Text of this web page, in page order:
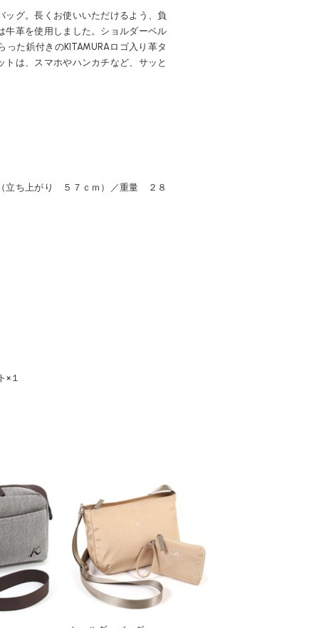
グ。長くお使いいただけるよう、負
牛革を使用しました。ショルダーベル
った鋲付きのKITAMURAロゴ入り革タ
は、スマホやハンカチなど、サッと
ち上がり ５７ｃｍ）／重量 ２８
×１